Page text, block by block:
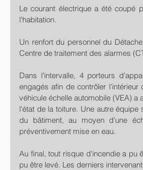
Le courant électrique a été coupé
l'habitation.
Un renfort du personnel du
Centre de traitement des alarmes
Dans l'intervalle, 4 porteurs
engagés afin de contrôler
véhicule échelle automobile (VEA)
l'état de la toiture. Une autre
du bâtiment, au moyen d'une
préventivement mise en eau.
Au final, tout risque d'incendie a pu
pu être levé. Les derniers